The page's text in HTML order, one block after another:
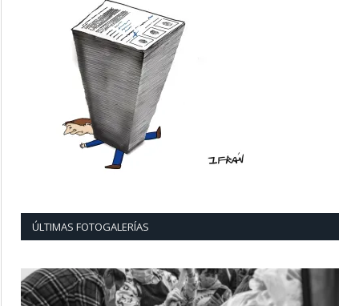
ÚLTIMAS FOTOGALERÍAS